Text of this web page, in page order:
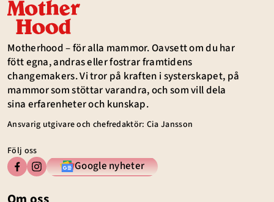
Motherhood – för alla mammor. Oavsett om du har
fött egna, andras eller fostrar framtidens
changemakers. Vi tror på kraften i systerskapet, på
mammor som stöttar varandra, och som vill dela
sina erfarenheter och kunskap.
Ansvarig utgivare och chefredaktör: Cia Jansson
Följ oss
Google nyheter